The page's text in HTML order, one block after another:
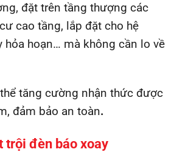
đặt trên tầng thượng các
cao tầng, lắp đặt cho hệ
hỏa hoạn… mà không cần lo về
tăng cường nhận thức được
đảm bảo an toàn.
trội đèn báo xoay